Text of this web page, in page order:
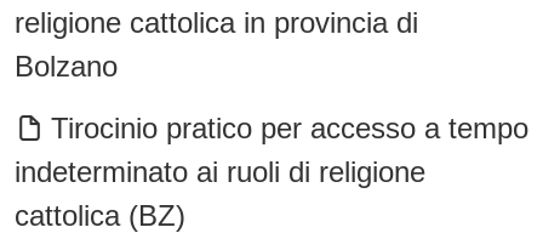
religione cattolica in provincia di
Bolzano
Tirocinio pratico per accesso a tempo
indeterminato ai ruoli di religione
cattolica (BZ)